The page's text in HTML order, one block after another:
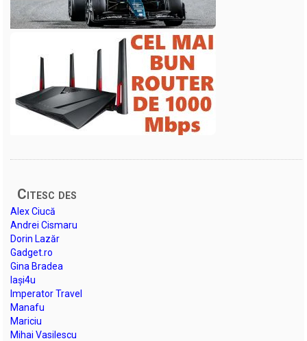
Citesc des
Alex Ciucă
Andrei Cismaru
Dorin Lazăr
Gadget.ro
Gina Bradea
Iași4u
Imperator Travel
Manafu
Mariciu
Mihai Vasilescu